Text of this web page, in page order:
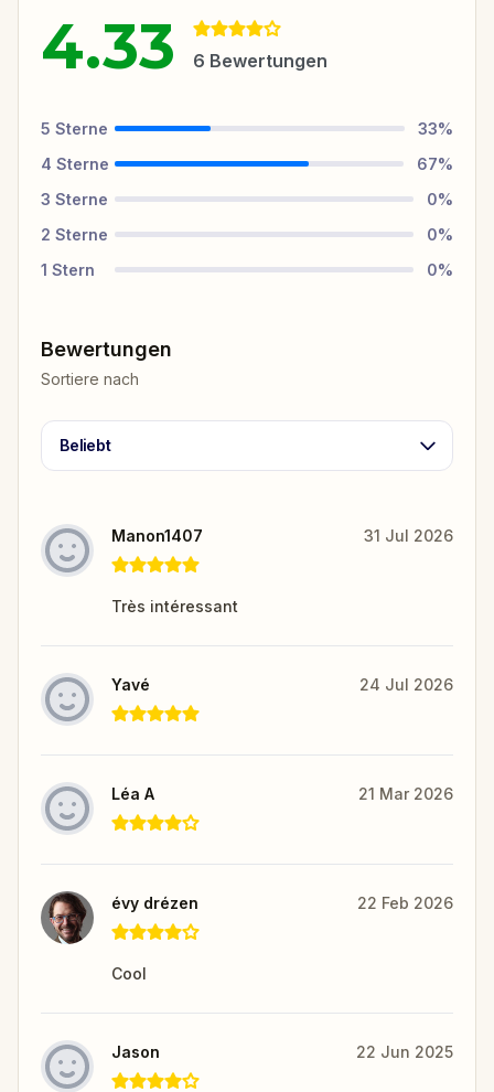
4.33 6 Bewertungen
5 Sterne 33%
4 Sterne 67%
3 Sterne 0%
2 Sterne 0%
1 Stern 0%
Bewertungen
Sortiere nach
Beliebt
Manon1407 31 Jul 2026
Très intéressant
Yavé 24 Jul 2026
Léa A 21 Mar 2026
évy drézen 22 Feb 2026
Cool
Jason 22 Jun 2025